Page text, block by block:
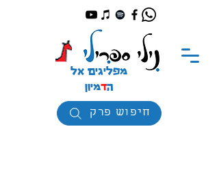
מפליגים אל
הדמיון
חיפוש פרק